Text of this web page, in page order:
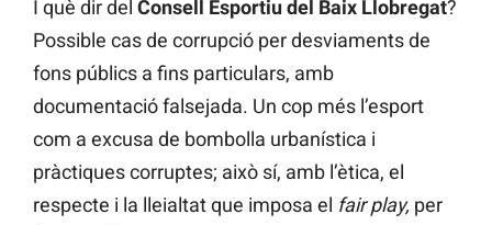
I què dir del Consell Esportiu del Baix Llobregat?
Possible cas de corrupció per desviaments de
fons públics a fins particulars, amb
documentació falsejada. Un cop més l’esport
com a excusa de bombolla urbanística i
pràctiques corruptes; això sí, amb l’ètica, el
respecte i la lleialtat que imposa el fair play, per